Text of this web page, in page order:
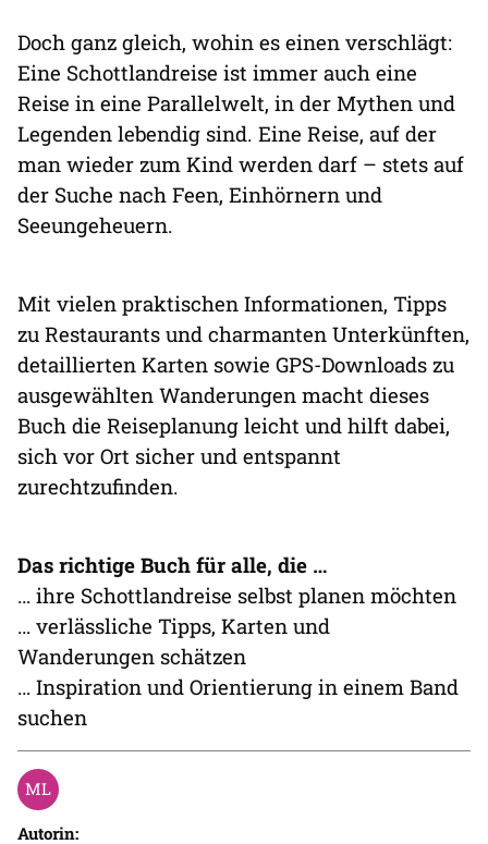
Doch ganz gleich, wohin es einen verschlägt:
Eine Schottlandreise ist immer auch eine
Reise in eine Parallelwelt, in der Mythen und
Legenden lebendig sind. Eine Reise, auf der
man wieder zum Kind werden darf – stets auf
der Suche nach Feen, Einhörnern und
Seeungeheuern.
Mit vielen praktischen Informationen, Tipps
zu Restaurants und charmanten Unterkünften,
detaillierten Karten sowie GPS-Downloads zu
ausgewählten Wanderungen macht dieses
Buch die Reiseplanung leicht und hilft dabei,
sich vor Ort sicher und entspannt
zurechtzufinden.
Das richtige Buch für alle, die …
… ihre Schottlandreise selbst planen möchten
… verlässliche Tipps, Karten und
Wanderungen schätzen
… Inspiration und Orientierung in einem Band
suchen
Autorin: